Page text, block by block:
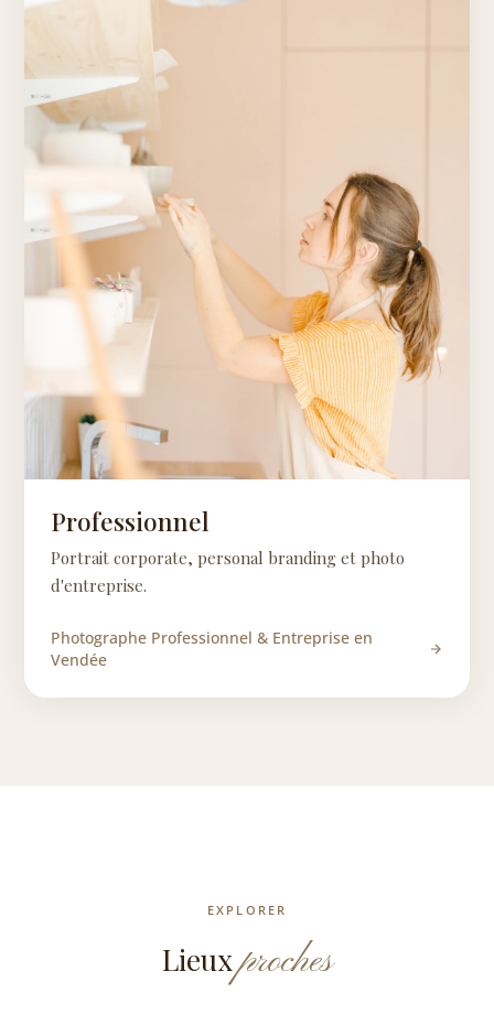
Professionnel
Portrait corporate, personal branding et photo
d'entreprise.
Photographe Professionnel & Entreprise en
Vendée
EXPLORER
Lieuxproches